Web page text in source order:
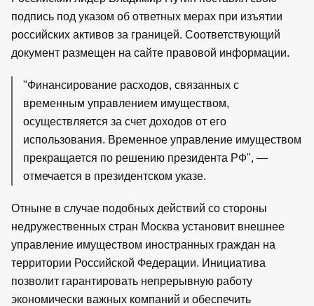
подпись под указом об ответных мерах при изъятии
российских активов за границей. Соответствующий
документ размещен на сайте правовой информации.
"Финансирование расходов, связанных с
временным управлением имуществом,
осуществляется за счет доходов от его
использования. Временное управление имуществом
прекращается по решению президента РФ", —
отмечается в президентском указе.
Отныне в случае подобных действий со стороны
недружественных стран Москва установит внешнее
управление имуществом иностранных граждан на
территории Российской Федерации. Инициатива
позволит гарантировать непрерывную работу
экономически важных компаний и обеспечить